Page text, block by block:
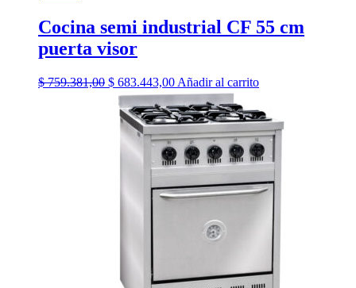
Cocina semi industrial CF 55 cm
puerta visor
$759.381,00 El
precio
original
era:
$ 759.381,00.
$ 683.443,00El
precio
actual
es:
$ 683.443,00.
Añadir al carrito